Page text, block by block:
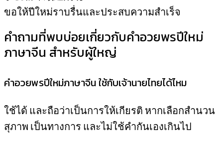
ขอให้ปีใหม่ราบรื่นและประสบความสำเร็จ
คำถามที่พบบ่อยเกี่ยวกับคำอวยพรปีใหม่
ภาษาจีน สำหรับผู้ใหญ่
คำอวยพรปีใหม่ภาษาจีน ใช้กับเจ้านายไทยได้ไหม
ใช้ได้ และถือว่าเป็นการให้เกียรติ หากเลือกสำนวน
สุภาพ เป็นทางการ และไม่ใช้คำกันเองเกินไป